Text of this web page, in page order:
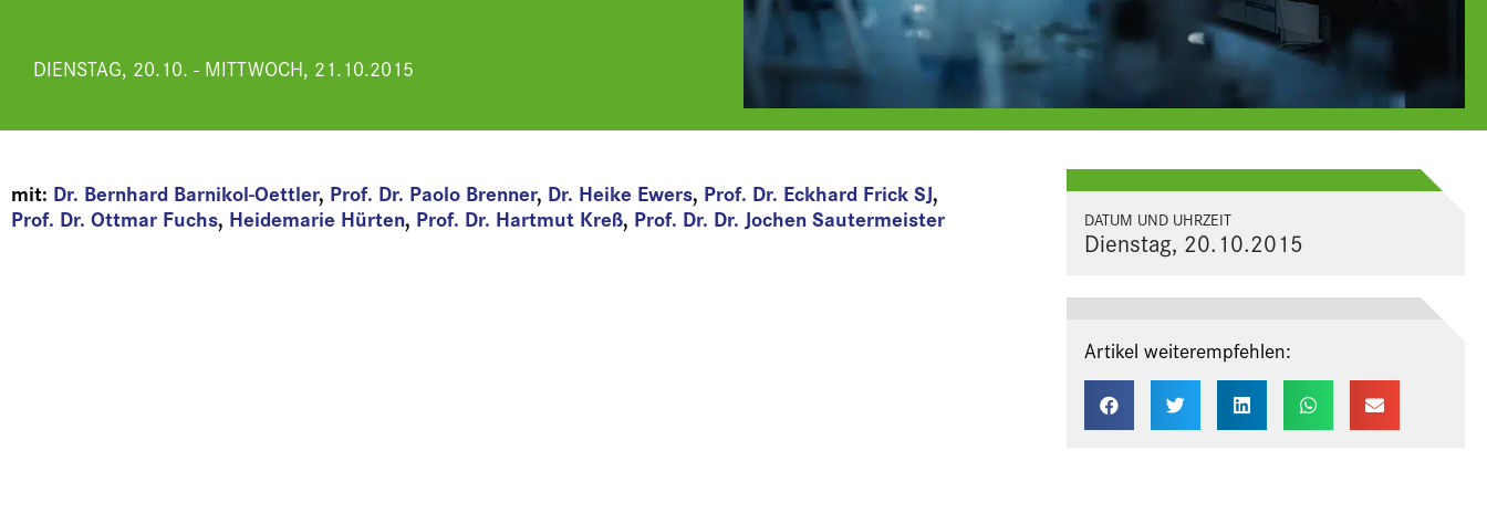
DIENSTAG, 20.10. - MITTWOCH, 21.10.2015
mit: Dr. Bernhard Barnikol-Oettler, Prof. Dr. Paolo Brenner, Dr. Heike Ewers, Prof. Dr. Eckhard Frick SJ,
Prof. Dr. Ottmar Fuchs, Heidemarie Hürten, Prof. Dr. Hartmut Kreß, Prof. Dr. Dr. Jochen Sautermeister DATUM UND UHRZEIT
Dienstag, 20.10.2015
Artikel weiterempfehlen: